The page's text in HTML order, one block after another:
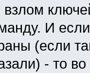
взлом
И
(если
- то